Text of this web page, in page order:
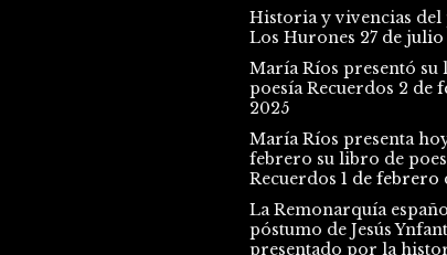
Historia y vivencias del
Los Hurones 27 de
María Ríos presentó su
poesía Recuerdos 2 de
2025
María Ríos presenta
febrero su libro de
Recuerdos 1 de febrero
La Remonarquía
póstumo de Jesús
presentado por la